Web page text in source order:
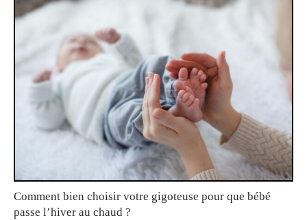
Comment bien choisir votre gigoteuse pour que bébé
passe l’hiver au chaud ?